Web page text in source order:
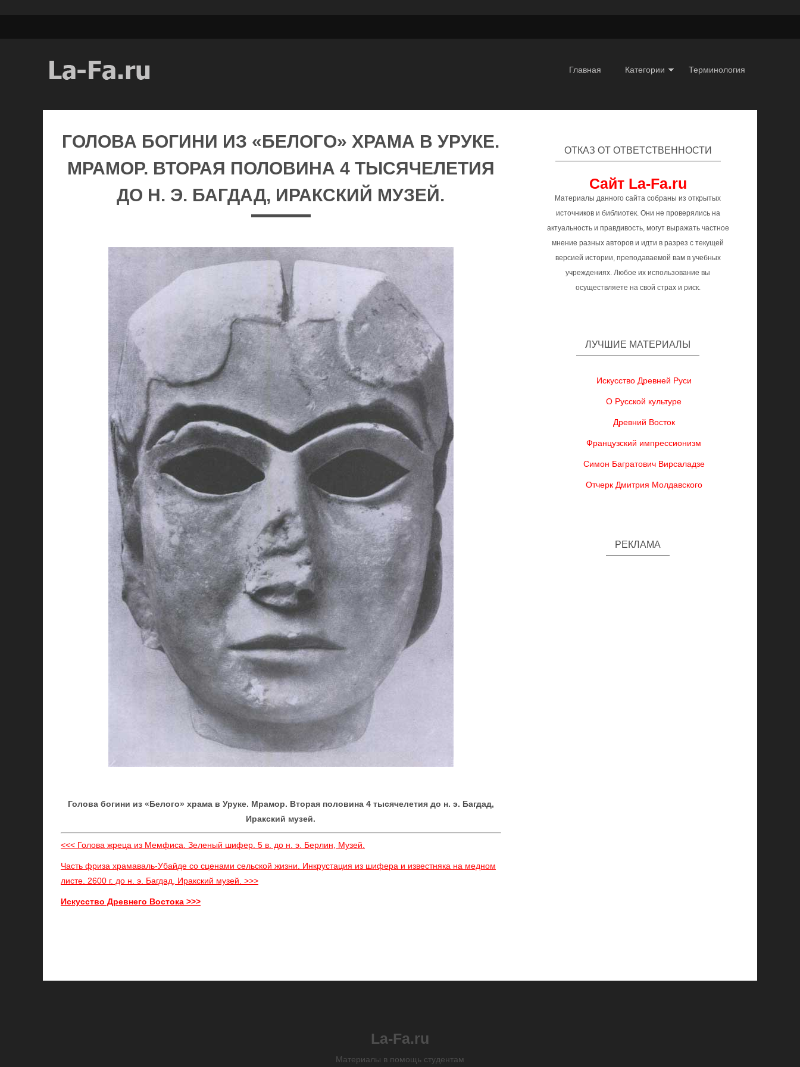
Главная Категории Терминология
ГОЛОВА БОГИНИ ИЗ «БЕЛОГО» ХРАМА В УРУКЕ.
МРАМОР. ВТОРАЯ ПОЛОВИНА 4 ТЫСЯЧЕЛЕТИЯ
ДО Н. Э. БАГДАД, ИРАКСКИЙ МУЗЕЙ.
Голова богини из «Белого» храма в Уруке. Мрамор. Вторая половина 4 тысячелетия до н. э. Багдад,
Иракский музей.
<<< Голова жреца из Мемфиса. Зеленый шифер. 5 в. до н. э. Берлин, Музей.
Часть фриза храмаваль-Убайде со сценами сельской жизни. Инкрустация из шифера и известняка на медном
листе. 2600 г. до н. э. Багдад, Иракский музей. >>>
Искусство Древнего Востока >>>
ОТКАЗ ОТ ОТВЕТСТВЕННОСТИ
Сайт La-Fa.ru
Материалы данного сайта собраны из открытых
источников и библиотек. Они не проверялись на
актуальность и правдивость, могут выражать частное
мнение разных авторов и идти в разрез с текущей
версией истории, преподаваемой вам в учебных
учреждениях. Любое их использование вы
осуществляете на свой страх и риск.
ЛУЧШИЕ МАТЕРИАЛЫ
Искусство Древней Руси
О Русской культуре
Древний Восток
Французский импрессионизм
Симон Багратович Вирсаладзе
Отчерк Дмитрия Молдавского
РЕКЛАМА
La-Fa.ru
Материалы в помощь студентам